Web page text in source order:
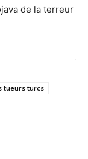
de la terreur
tueurs turcs